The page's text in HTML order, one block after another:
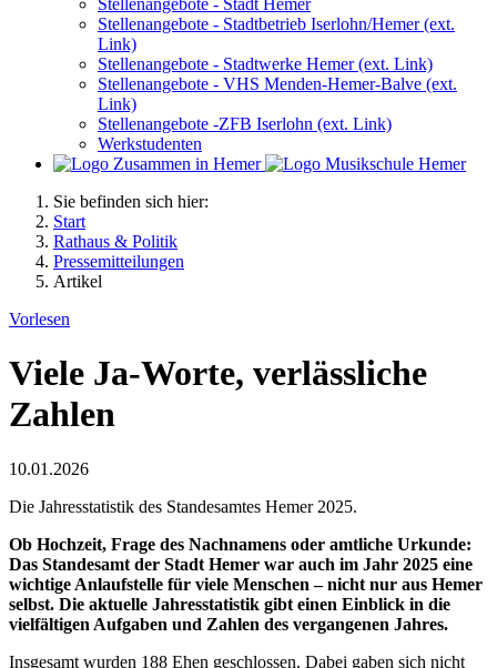
Stellenangebote - Stadt Hemer
Stellenangebote - Stadtbetrieb Iserlohn/Hemer (ext.
Link)
Stellenangebote - Stadtwerke Hemer (ext. Link)
Stellenangebote - VHS Menden-Hemer-Balve (ext.
Link)
Stellenangebote -ZFB Iserlohn (ext. Link)
Werkstudenten
Sie befinden sich hier:
Start
Rathaus & Politik
Pressemitteilungen
Artikel
Vorlesen
Viele Ja-Worte, verlässliche
Zahlen
10.01.2026
Die Jahresstatistik des Standesamtes Hemer 2025.
Ob Hochzeit, Frage des Nachnamens oder amtliche Urkunde:
Das Standesamt der Stadt Hemer war auch im Jahr 2025 eine
wichtige Anlaufstelle für viele Menschen – nicht nur aus Hemer
selbst. Die aktuelle Jahresstatistik gibt einen Einblick in die
vielfältigen Aufgaben und Zahlen des vergangenen Jahres.
Insgesamt wurden 188 Ehen geschlossen. Dabei gaben sich nicht